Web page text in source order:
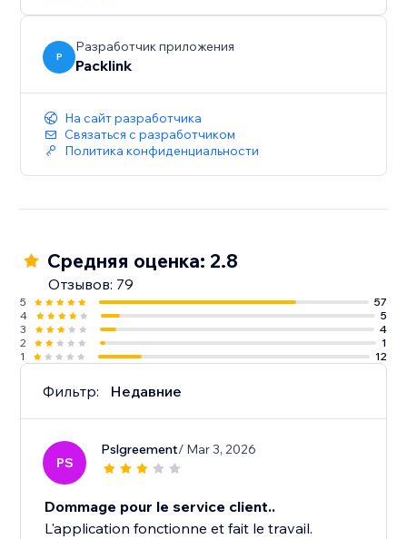
P
Разработчик приложения
Packlink
На сайт разработчика
Связаться с разработчиком
Политика конфиденциальности
Средняя оценка: 2.8
Отзывов: 79
5
57
4
5
3
4
2
1
1
12
Фильтр: Недавние
PS
Pslgreement/ Mar 3, 2026
Dommage pour le service client..
L'application fonctionne et fait le travail.